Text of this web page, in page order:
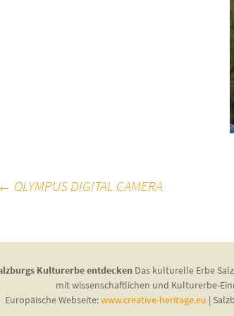
← OLYMPUS DIGITAL CAMERA
Kulturerbe entdecken Das kulturelle Erbe
mit wissenschaftlichen und Kulturerbe-
Europäische Webseite:www.creative-heritage.eu |